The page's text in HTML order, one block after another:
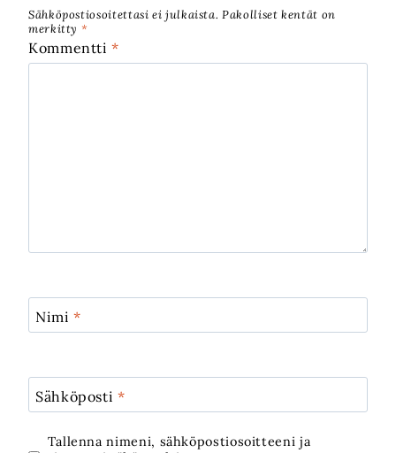
Sähköpostiosoitettasi ei julkaista. Pakolliset kentät on
merkitty *
Kommentti*
Nimi*
Sähköposti*
Tallenna nimeni, sähköpostiosoitteeni ja